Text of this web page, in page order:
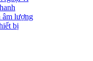
âm lượng
bị